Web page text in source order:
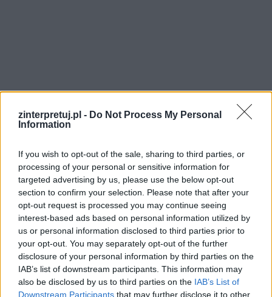
zinterpretuj.pl - Do Not Process My Personal
Information
If you wish to opt-out of the sale, sharing to third parties, or
processing of your personal or sensitive information for
targeted advertising by us, please use the below opt-out
section to confirm your selection. Please note that after your
opt-out request is processed you may continue seeing
interest-based ads based on personal information utilized by
us or personal information disclosed to third parties prior to
your opt-out. You may separately opt-out of the further
disclosure of your personal information by third parties on the
IAB’s list of downstream participants. This information may
also be disclosed by us to third parties on the IAB’s List of
Downstream Participants that may further disclose it to other
Warunki obozowe wypaczały wszelkie wartości,
których nauczyli się ludzie w normalnym życiu.
Nie było tam miejsca na współczucie czy
empatię. Więźniowie walczyli o zaspokojenie
najprostszych instynktów i tylko przetrwanie
kolejnego dnia miało znaczenie. Chętnie więc
podejmowali współpracę z władzami obozów,
byle tylko zyskać przewagę nad innymi.
Współpracowali z własnymi katami, a z czasem